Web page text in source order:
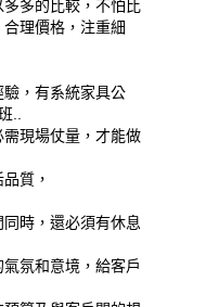
多的比較，不怕比
理價格，注重細
，有系統家具公
..
現場仗量，才能做
質，
時，還必須有休息
氛和意境，給客戶